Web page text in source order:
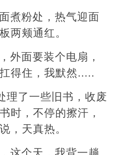
煮粉处，热气迎面
两颊通红。
外面要装个电扇，
得住，我默然.....
理了一些旧书，收废
时，不停的擦汗，
，天真热。
这个天，我背一趟